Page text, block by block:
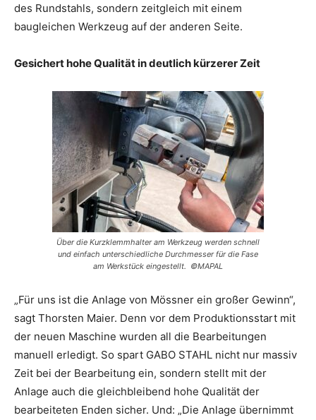
des Rundstahls, sondern zeitgleich mit einem
baugleichen Werkzeug auf der anderen Seite.
Gesichert hohe Qualität in deutlich kürzerer Zeit
Über die Kurzklemmhalter am Werkzeug werden schnell
und einfach unterschiedliche Durchmesser für die Fase
am Werkstück eingestellt. ©MAPAL
„Für uns ist die Anlage von Mössner ein großer Gewinn“,
sagt Thorsten Maier. Denn vor dem Produktionsstart mit
der neuen Maschine wurden all die Bearbeitungen
manuell erledigt. So spart GABO STAHL nicht nur massiv
Zeit bei der Bearbeitung ein, sondern stellt mit der
Anlage auch die gleichbleibend hohe Qualität der
bearbeiteten Enden sicher. Und: „Die Anlage übernimmt